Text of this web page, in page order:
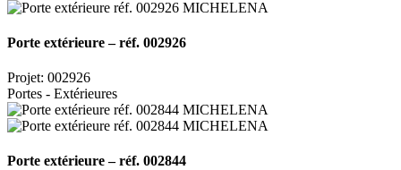
Porte extérieure – réf. 002926
Projet: 002926
Portes - Extérieures
Porte extérieure – réf. 002844